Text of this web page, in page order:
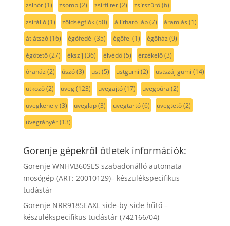
zsinór(1) zsomp(2) zsírfilter(2) zsírszűrő(6)
zsírálló(1) zöldségfiók(50) állítható láb(7) áramlás (1)
átlátszó(16) égőfedél (35) égőfej (1) égőház (9)
égőtető(27) ékszíj (36) élvédő(5) érzékelő(3)
óraház (2) úszó(3) üst(5) üstgumi (2) üstszáj gumi (14)
ütköző(2) üveg(123) üvegajtó(17) üvegbúra (2)
üvegkehely(3) üveglap(3) üvegtartó(6) üvegtető(2)
üvegtányér(13)
Gorenje gépekről ötletek információk:
Gorenje WNHVB60SES szabadonálló automata
mosógép (ART: 20010129)– készülékspecifikus
tudástár
Gorenje NRR9185EAXL side-by-side hűtő –
készülékspecifikus tudástár (742166/04)